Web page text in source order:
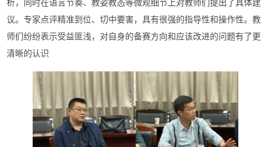
析，同时在语言节奏、教姿教态等微观细节上对教师们提出了具体建
议。专家点评精准到位、切中要害，具有很强的指导性和操作性。教
师们纷纷表示受益匪浅，对自身的备赛方向和应该改进的问题有了更
清晰的认识